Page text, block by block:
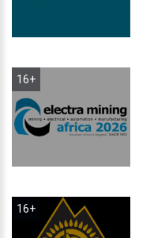
16+
16+